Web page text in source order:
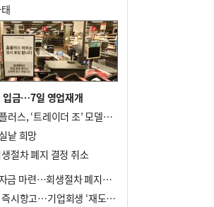
입금…7일 영업재개
산소호흡기 단 홈플러스, ‘트레이더 조’ 모델로 살아날까
낱 희망
절차 폐지 결정 취소
홈플, 2000억 원 자금 마련…회생절차 폐지에 즉시항고(종합)
홈플러스, 법원에 즉시항고…기업회생 ‘재도전’